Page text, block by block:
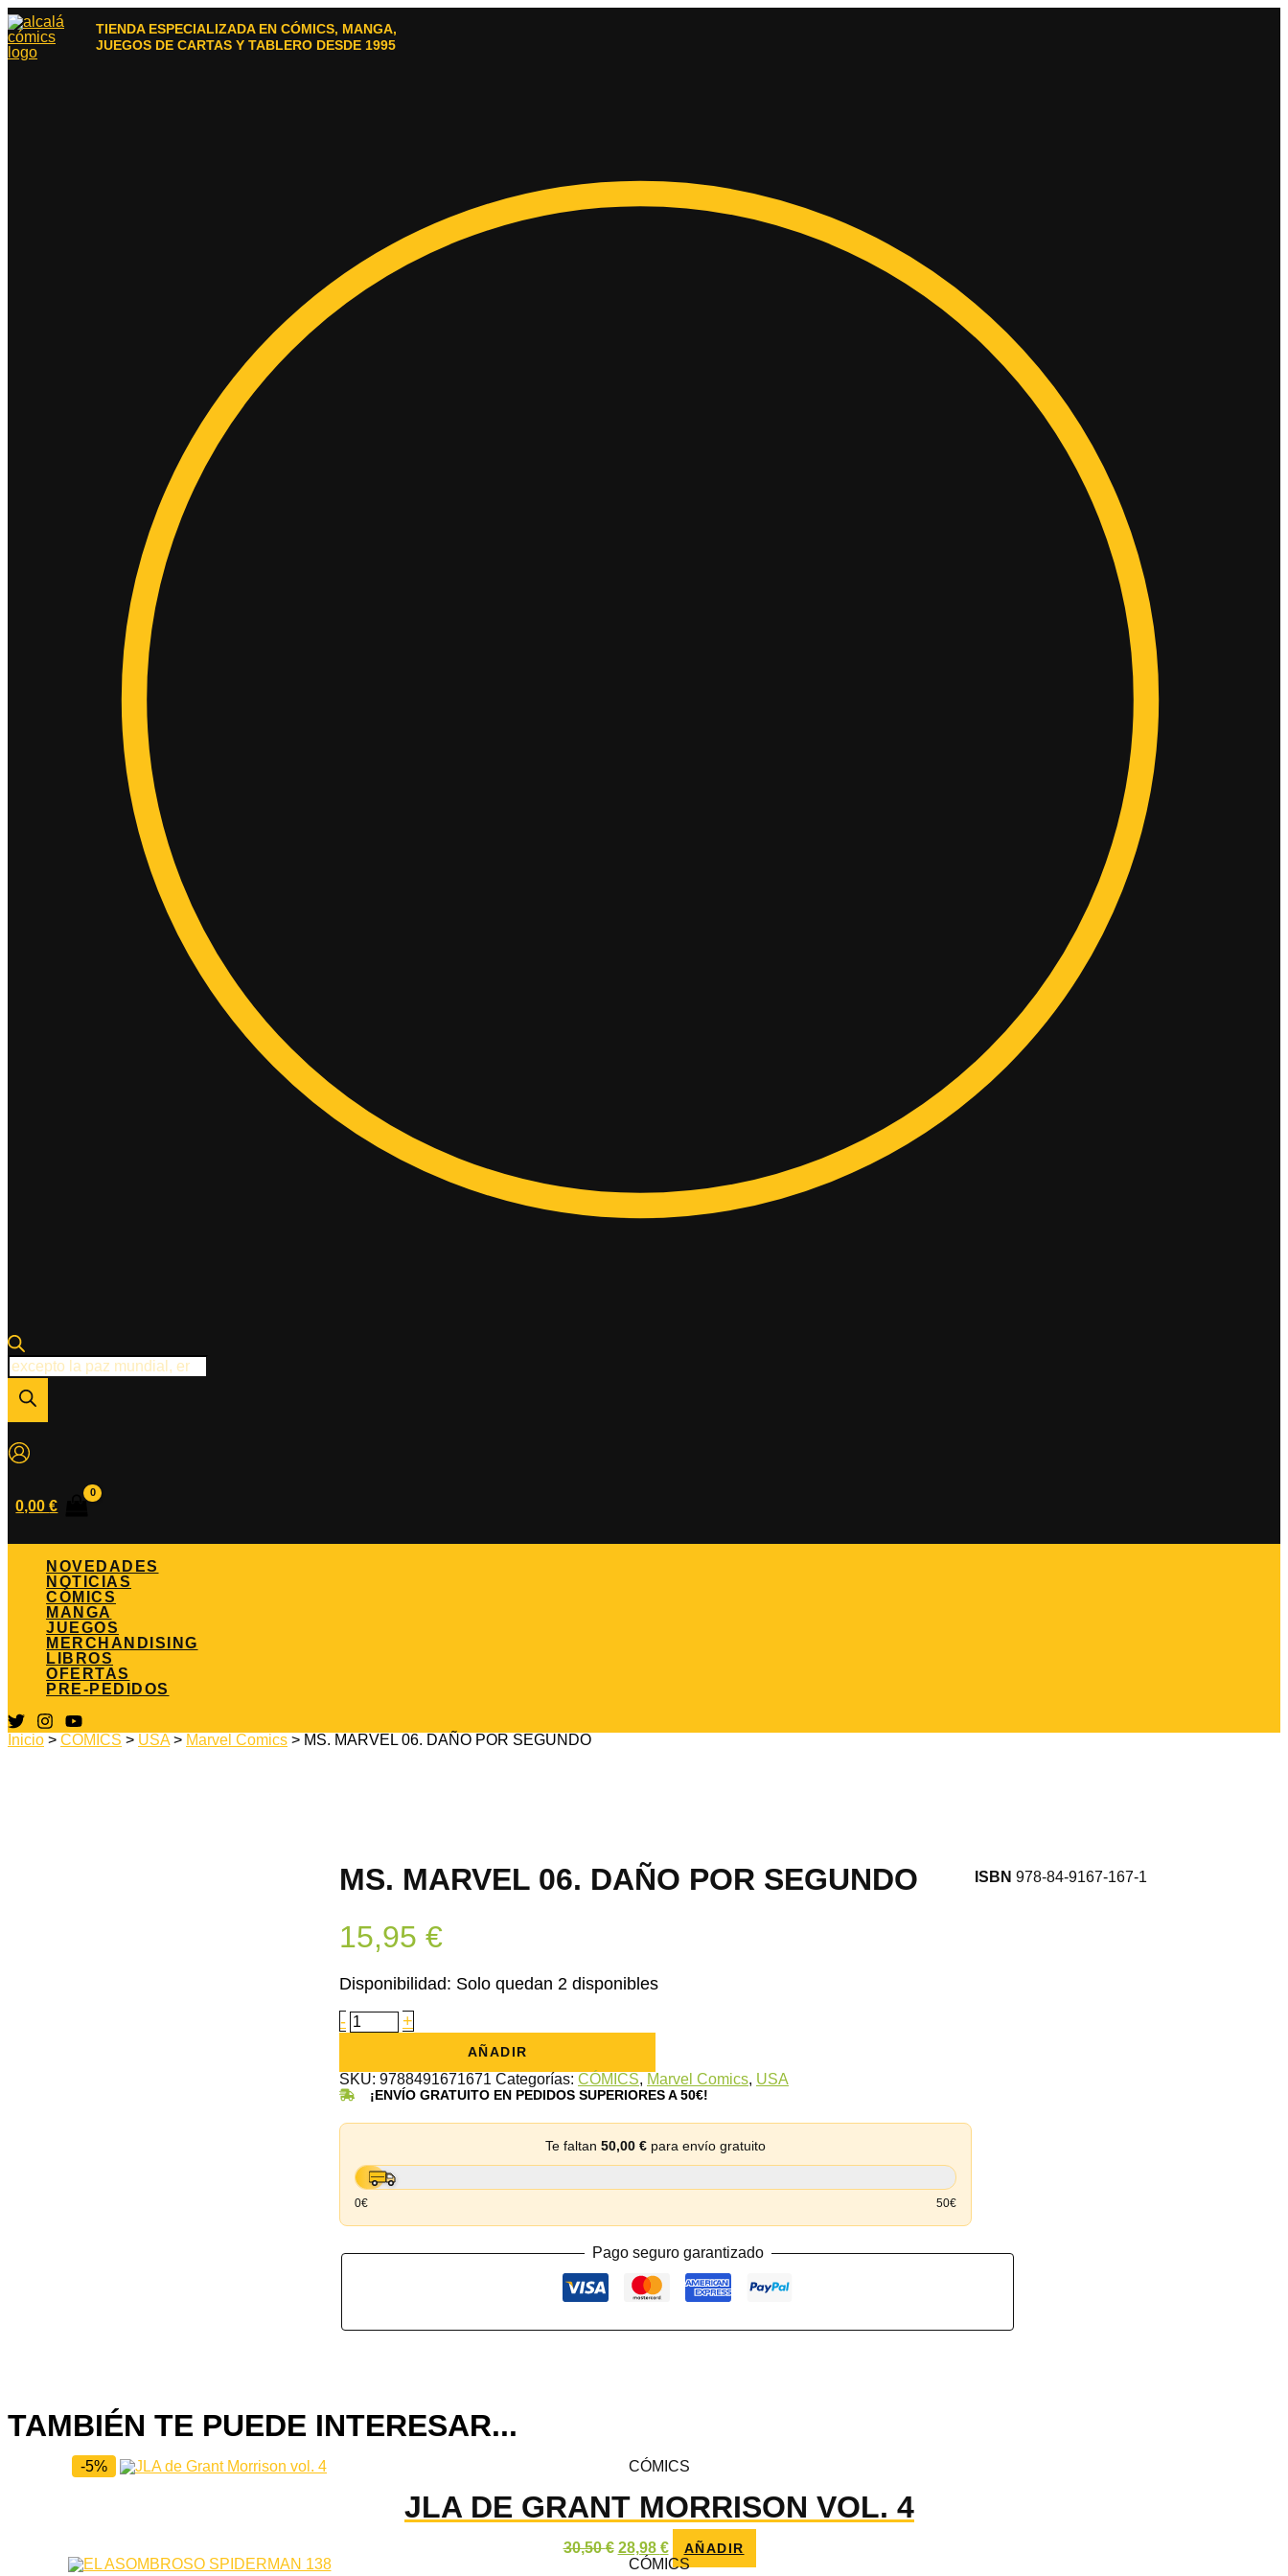
Ir
al
contenido
TIENDA ESPECIALIZADA EN CÓMICS, MANGA,
JUEGOS DE CARTAS Y TABLERO DESDE 1995
Búsqueda
de
productos
0,00€
NOVEDADES
NOTICIAS
CÓMICS
MANGA
JUEGOS
MERCHANDISING
LIBROS
OFERTAS
PRE-PEDIDOS
Inicio > CÓMICS > USA > Marvel Comics > MS. MARVEL 06. DAÑO POR SEGUNDO
MS. MARVEL 06. DAÑO POR SEGUNDO
15,95 €
Disponibilidad: Solo quedan 2 disponibles
- MS.
MARVEL
POR
SEGUNDO
+
AÑADIR
SKU: 9788491671671 Categorías: CÓMICS, Marvel Comics, USA
¡ENVÍO GRATUITO EN PEDIDOS SUPERIORES A 50€!
Te faltan 50,00 € para envío gratuito
0€ 50€
Pago seguro garantizado
ISBN 978-84-9167-167-1
TAMBIÉN TE PUEDE INTERESAR...
-5% CÓMICS
JLA DE GRANT MORRISON VOL. 4
30,50€ El
precio
28,98 €El
precio
AÑADIR
CÓMICS